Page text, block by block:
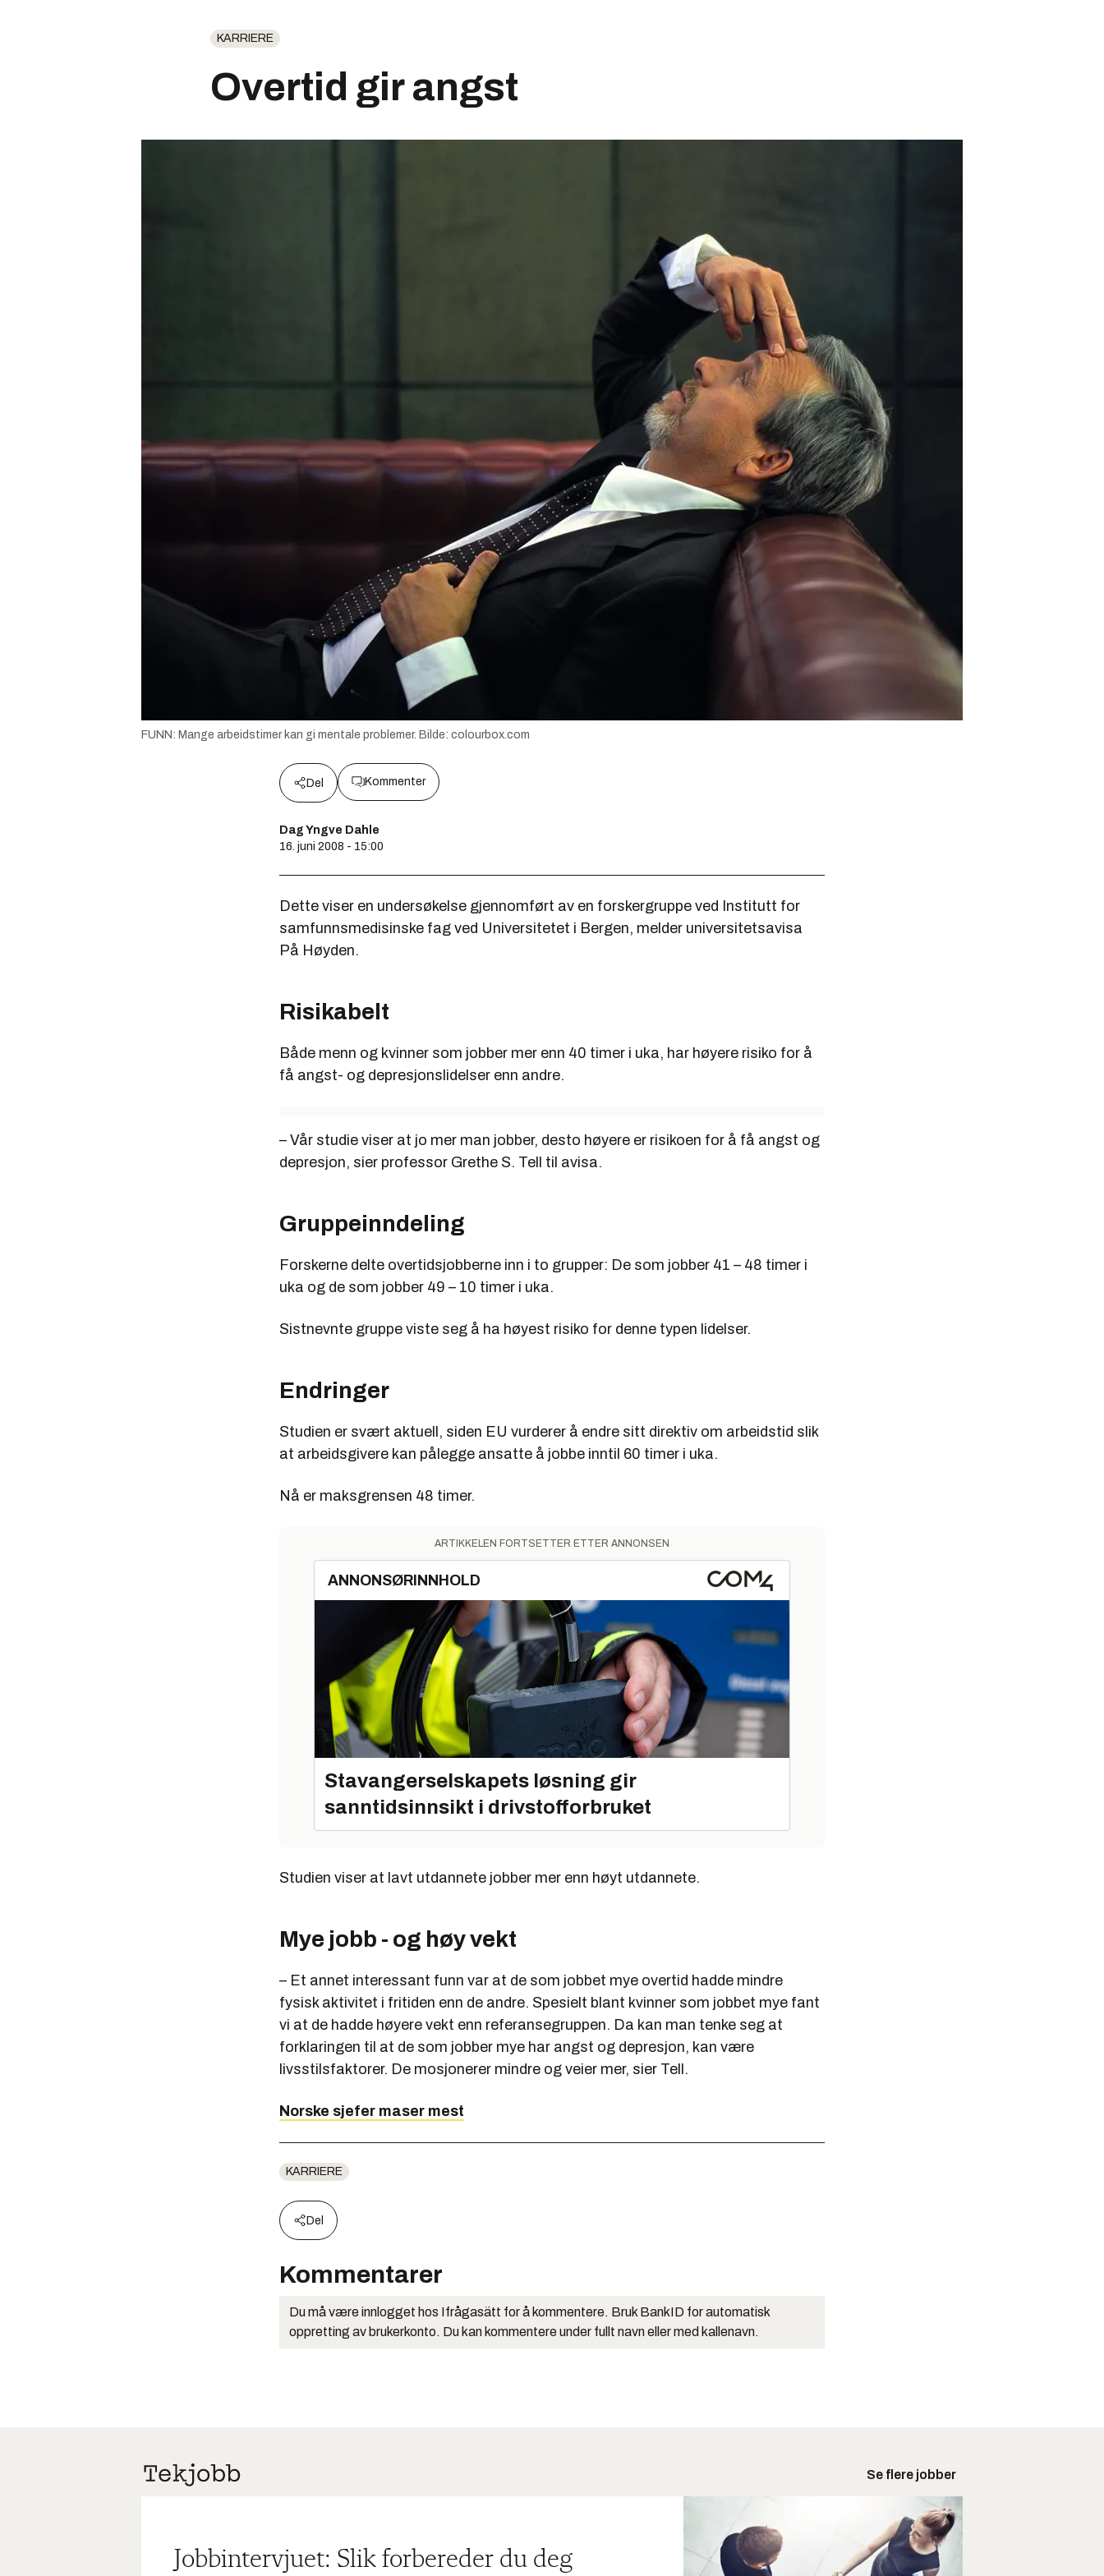
KARRIERE
Overtid gir angst
FUNN: Mange arbeidstimer kan gi mentale problemer. Bilde: colourbox.com
Del Kommenter
Dag Yngve Dahle
16. juni 2008 - 15:00
Dette viser en undersøkelse gjennomført av en forskergruppe ved Institutt for
samfunnsmedisinske fag ved Universitetet i Bergen, melder universitetsavisa
På Høyden.
Risikabelt
Både menn og kvinner som jobber mer enn 40 timer i uka, har høyere risiko for å
få angst- og depresjonslidelser enn andre.
– Vår studie viser at jo mer man jobber, desto høyere er risikoen for å få angst og
depresjon, sier professor Grethe S. Tell til avisa.
Gruppeinndeling
Forskerne delte overtidsjobberne inn i to grupper: De som jobber 41 – 48 timer i
uka og de som jobber 49 – 10 timer i uka.
Sistnevnte gruppe viste seg å ha høyest risiko for denne typen lidelser.
Endringer
Studien er svært aktuell, siden EU vurderer å endre sitt direktiv om arbeidstid slik
at arbeidsgivere kan pålegge ansatte å jobbe inntil 60 timer i uka.
Nå er maksgrensen 48 timer.
ARTIKKELEN FORTSETTER ETTER ANNONSEN
ANNONSØRINNHOLD
Stavangerselskapets løsning gir
sanntidsinnsikt i drivstofforbruket
Studien viser at lavt utdannete jobber mer enn høyt utdannete.
Mye jobb - og høy vekt
– Et annet interessant funn var at de som jobbet mye overtid hadde mindre
fysisk aktivitet i fritiden enn de andre. Spesielt blant kvinner som jobbet mye fant
vi at de hadde høyere vekt enn referansegruppen. Da kan man tenke seg at
forklaringen til at de som jobber mye har angst og depresjon, kan være
livsstilsfaktorer. De mosjonerer mindre og veier mer, sier Tell.
Norske sjefer maser mest
KARRIERE
Del
Kommentarer
Du må være innlogget hos Ifrågasätt for å kommentere. Bruk BankID for automatisk
oppretting av brukerkonto. Du kan kommentere under fullt navn eller med kallenavn.
Se flere jobber
Jobbintervjuet: Slik forbereder du deg